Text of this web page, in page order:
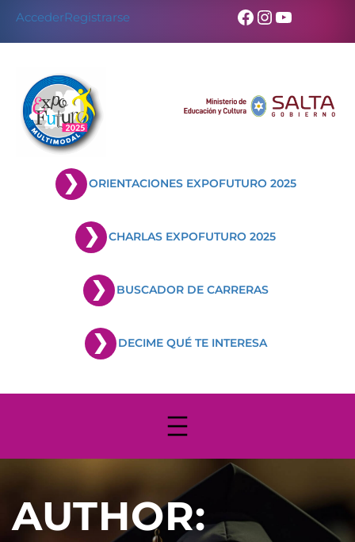
content
AccederRegistrarse Facebook
Instagram
YouTube
ORIENTACIONES EXPOFUTURO 2025
CHARLAS EXPOFUTURO 2025
BUSCADOR DE CARRERAS
DECIME QUÉ TE INTERESA
AUTHOR: